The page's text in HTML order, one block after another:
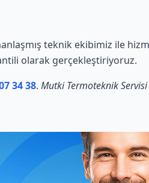
teknik ekibimiz ile
olarak gerçekleştiriyoruz.
34 38. Mutki Termoteknik Servisi